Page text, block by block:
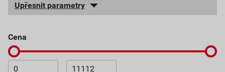
Upřesnit parametry
cena